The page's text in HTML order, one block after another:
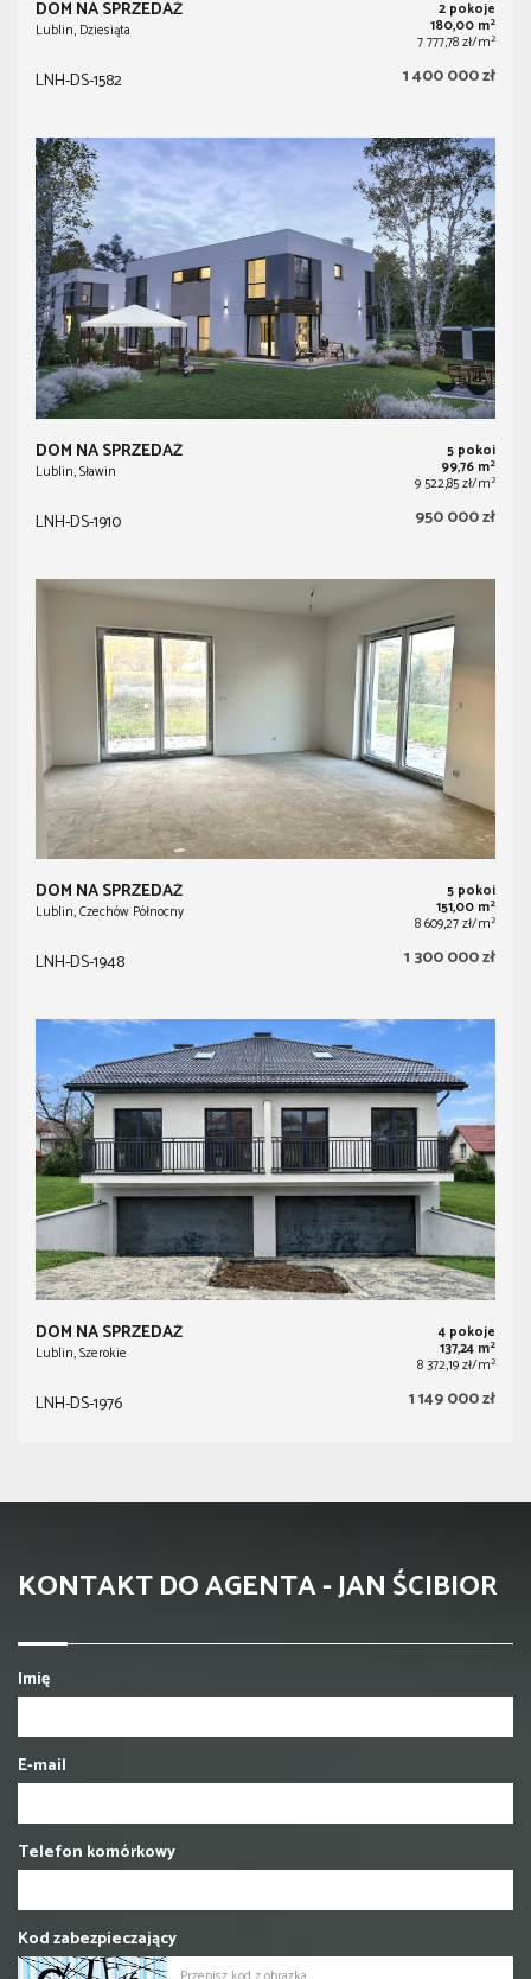
DOM NA SPRZEDAŻ
Lublin, Dziesiąta
2 pokoje
180,00 m2
7 777,78 zł/m2
LNH-DS-1582 1 400 000 zł
DOM NA SPRZEDAŻ
Lublin, Sławin
5 pokoi
99,76 m2
9 522,85 zł/m2
LNH-DS-1910 950 000 zł
DOM NA SPRZEDAŻ
Lublin, Czechów Północny
5 pokoi
151,00 m2
8 609,27 zł/m2
LNH-DS-1948 1 300 000 zł
DOM NA SPRZEDAŻ
Lublin, Szerokie
4 pokoje
137,24 m2
8 372,19 zł/m2
LNH-DS-1976 1 149 000 zł
KONTAKT DO AGENTA - JAN ŚCIBIOR
Imię
E-mail
Telefon komórkowy
Kod zabezpieczający